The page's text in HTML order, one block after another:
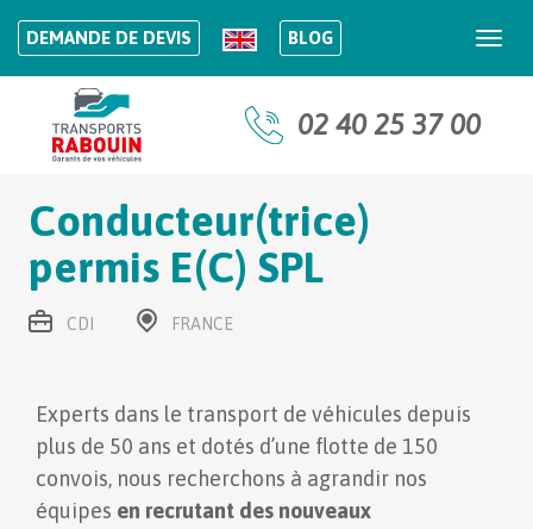
DEMANDE DE DEVIS BLOG
02 40 25 37 00
Conducteur(trice)
permis E(C) SPL
CDI FRANCE
Experts dans le transport de véhicules depuis
plus de 50 ans et dotés d’une flotte de 150
convois, nous recherchons à agrandir nos
équipes en recrutant des nouveaux